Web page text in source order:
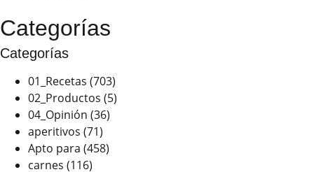
Categorías
Categorías
01_Recetas (703)
02_Productos (5)
04_Opinión (36)
aperitivos (71)
Apto para (458)
carnes (116)